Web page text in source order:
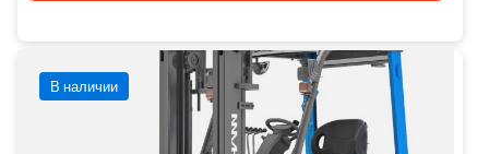
В наличии